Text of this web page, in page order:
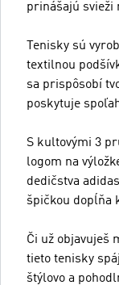
prinášajú svieži
Tenisky sú
textilnou
sa prispôsobí
poskytuje
S kultovými 3
logom na
dedičstva
špičkou dopĺňa
Či už objavuješ
tieto tenisky
štýlovo a